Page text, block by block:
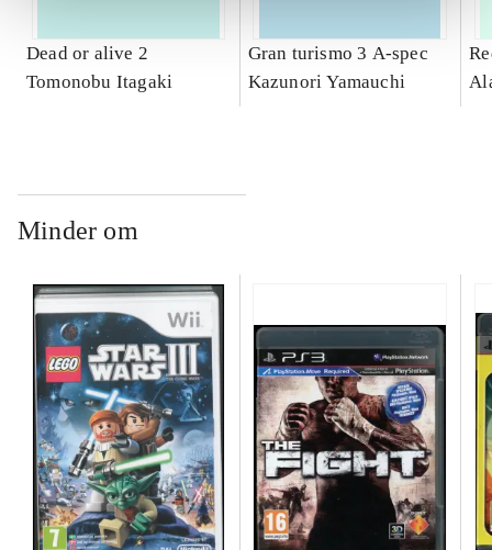
Dead or alive 2
Tomonobu Itagaki
Gran turismo 3 A-spec
Kazunori Yamauchi
Minder om